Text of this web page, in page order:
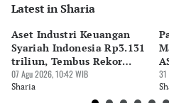
Editor
Editor
Pingit Aria
Latest in Sharia
Aset Industri Keuangan
Syariah Indonesia Rp3.131
triliun, Tembus Rekor
Sejarah
07 Agu 2026, 10:42 WIB
Sharia
31